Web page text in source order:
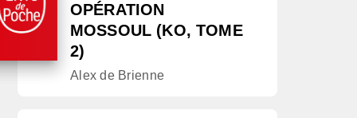
OPÉRATION
MOSSOUL (KO, TOME
2)
Alex de Brienne